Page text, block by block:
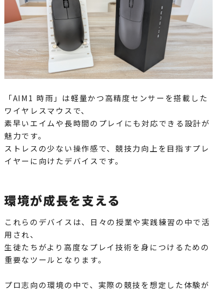
「AIM1 時雨」は軽量かつ高精度センサーを搭載した
ワイヤレスマウスで、
素早いエイムや長時間のプレイにも対応できる設計が
魅力です。
ストレスの少ない操作感で、競技力向上を目指すプレ
イヤーに向けたデバイスです。
環境が成長を支える
これらのデバイスは、日々の授業や実践練習の中で活
用され、
生徒たちがより高度なプレイ技術を身につけるための
重要なツールとなります。
プロ志向の環境の中で、実際の競技を想定した体験が